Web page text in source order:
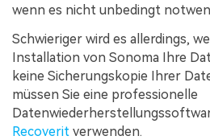
wenn es nicht unbedingt
Schwieriger wird es allerdings,
Installation von Sonoma Ihre
keine Sicherungskopie Ihrer
müssen Sie eine professionelle
Recoverit verwenden.